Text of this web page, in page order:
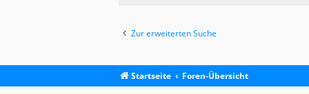
Zur erweiterten Suche
Startseite Foren-Übersicht